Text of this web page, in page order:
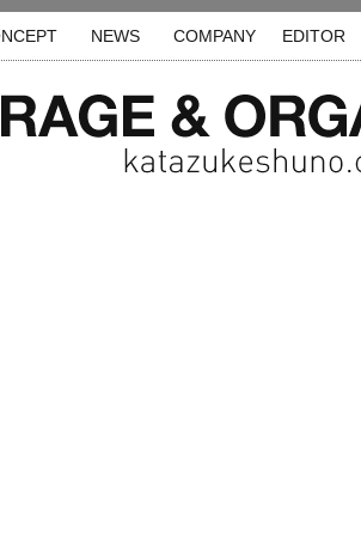
NEWS COMPANY EDITOR